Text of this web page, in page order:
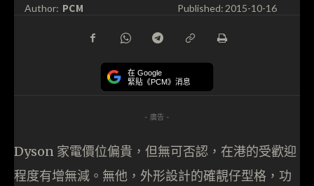
Author: PCM Published:2015-10-16
在 Google
緊貼《PCM》消息
- 廣告 -
Dyson 家電價位偏貴，但無可否認，在港的受歡迎
程度有增無減。無他，外形設計的確靚仔型格，功